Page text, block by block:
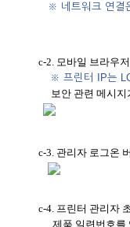
※ 네트워크 연결
c-2. 모바일 브라우
※ 프린터 IP는
보안 관련 메시
c-3. 관리자 로그온
c-4. 프린터 관리자
제품 일련번호를